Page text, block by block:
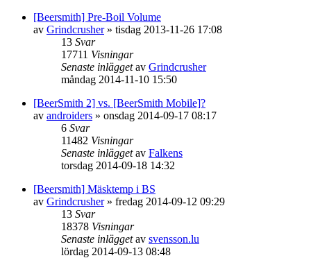
[Beersmith] Pre-Boil Volume
av Grindcrusher» tisdag 2013-11-26 17:08
13 Svar
17711 Visningar
Senaste inläggetav Grindcrusher
måndag 2014-11-10 15:50
[BeerSmith 2] vs. [BeerSmith Mobile]?
av androiders » onsdag 2014-09-17 08:17
6 Svar
11482 Visningar
Senaste inläggetav Falkens
torsdag 2014-09-18 14:32
[Beersmith] Mäsktemp i BS
av Grindcrusher» fredag 2014-09-12 09:29
13 Svar
18378 Visningar
Senaste inläggetav svensson.lu
lördag 2014-09-13 08:48